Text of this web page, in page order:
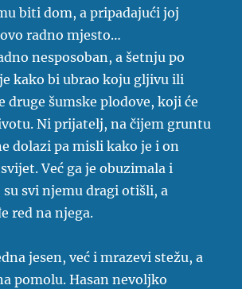
biti dom, a pripadajući joj
radno mjesto…
nesposoban, a šetnju po
kako bi ubrao koju gljivu ili
druge šumske plodove, koji će
Ni prijatelj, na čijem gruntu
dolazi pa misli kako je i on
Već ga je obuzimala i
svi njemu dragi otišli, a
red na njega.
jesen, već i mrazevi stežu, a
pomolu. Hasan nevoljko